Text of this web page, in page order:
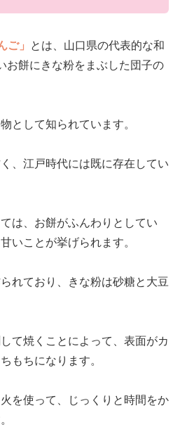
ご」
とは、山口県の代表的な和
お餅にきな粉をまぶした団子の
として知られています。
、江戸時代には既に存在してい
は、お餅がふんわりとしてい
いことが挙げられます。
れており、きな粉は砂糖と大豆
て焼くことによって、表面がカ
もちになります。
を使って、じっくりと時間をか